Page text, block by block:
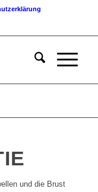
und die Brust